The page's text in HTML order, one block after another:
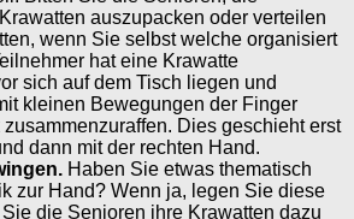
auszupacken oder verteilen
wenn Sie selbst welche organisiert
hat eine Krawatte
sich auf dem Tisch liegen und
kleinen Bewegungen der Finger
zusammenzuraffen. Dies geschieht erst
dann mit der rechten Hand.
Haben Sie etwas thematisch
zur Hand? Wenn ja, legen Sie diese
die Senioren ihre Krawatten dazu